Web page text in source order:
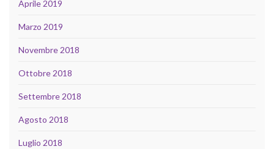
Aprile 2019
Marzo 2019
Novembre 2018
Ottobre 2018
Settembre 2018
Agosto 2018
Luglio 2018